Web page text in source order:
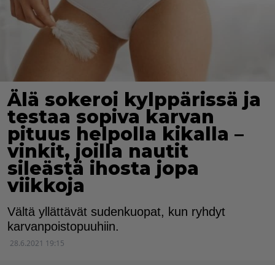
Älä sokeroi kylppärissä ja
testaa sopiva karvan
pituus helpolla kikalla –
vinkit, joilla nautit
sileästä ihosta jopa
viikkoja
Vältä yllättävät sudenkuopat, kun ryhdyt
karvanpoistopuuhiin.
28.6.2021 19:15